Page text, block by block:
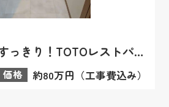
収納付きで空間すっきり！TOTOレストパルで快適なトイレへ
価格 約80万円（工事費込み）